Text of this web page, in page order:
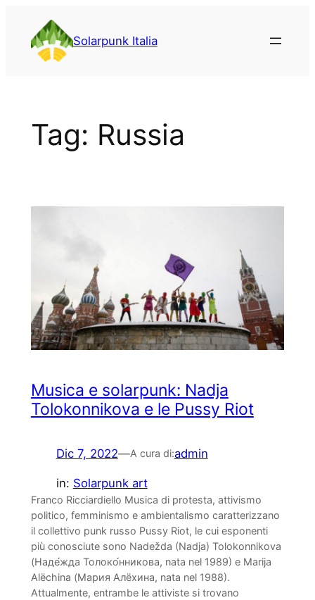
contenuto
Solarpunk Italia
Tag: Russia
Musica e solarpunk: Nadja
Tolokonnikova e le Pussy Riot
Dic 7, 2022—A cura di:admin
in: Solarpunk art
Franco Ricciardiello Musica di protesta, attivismo
politico, femminismo e ambientalismo caratterizzano
il collettivo punk russo Pussy Riot, le cui esponenti
più conosciute sono Nadežda (Nadja) Tolokonnikova
(Наде́жда Толоко́нникова, nata nel 1989) e Marija
Alëchina (Мария Алёхина, nata nel 1988).
Attualmente, entrambe le attiviste si trovano